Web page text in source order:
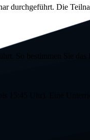
durchgeführt. Die
So bestimmen Sie
15:45 Uhr). Eine